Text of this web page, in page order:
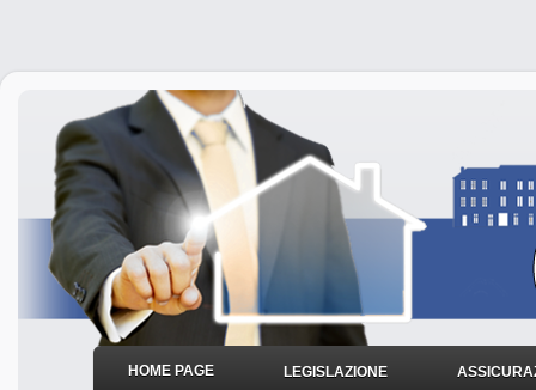
HOME PAGE LEGISLAZIONE